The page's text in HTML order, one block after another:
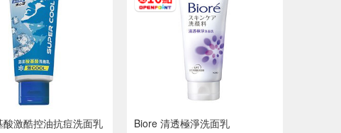
酸激酷控油抗痘洗面乳
Biore 清透極淨洗面乳